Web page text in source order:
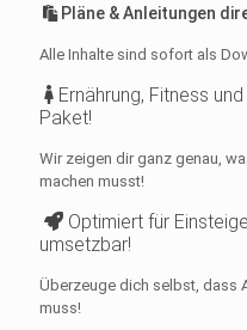
Pläne & Anleitungen
Alle Inhalte sind sofort als
Ernährung, Fitness
Paket!
Wir zeigen dir ganz genau,
machen musst!
Optimiert für
umsetzbar!
Überzeuge dich selbst, dass
muss!